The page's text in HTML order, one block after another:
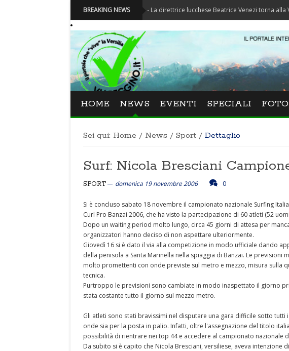
BREAKING NEWS
Festival La Versiliana - La direttrice lucchese Beatrice Venezi torna alla Versiliana
HOME NEWS EVENTI SPECIALI FOTO
Sei qui: Home / News / Sport / Dettaglio
Surf: Nicola Bresciani
SPORT domenica 19 novembre 2006 0
Si è concluso sabato 18 novembre il campionato nazionale Surfing
Curl Pro Banzai 2006, che ha visto la partecipazione di 60 atleti (52
Dopo un waiting period molto lungo, circa 45 giorni di attesa per
organizzatori hanno deciso di non aspettare ulteriormente.
Giovedì 16 si è dato il via alla competizione in modo ufficiale dando
della penisola a Santa Marinella nella spiaggia di Banzai. Le
molto promettenti con onde previste sul metro e mezzo, misura sulla
tecnica.
Purtroppo le previsioni sono cambiate in modo inaspettato il giorno
stata costante tutto il giorno sul mezzo metro.
Gli atleti sono stati bravissimi nel disputare una gara difficile sotto tutti
onde sia per la posta in palio. Infatti, oltre l'assegnazione del titolo
possibilità di rientrare nei top 44 e accedere al campionato nazionale
Da subito si è capito che Nicola Bresciani, versiliese, aveva intenzione